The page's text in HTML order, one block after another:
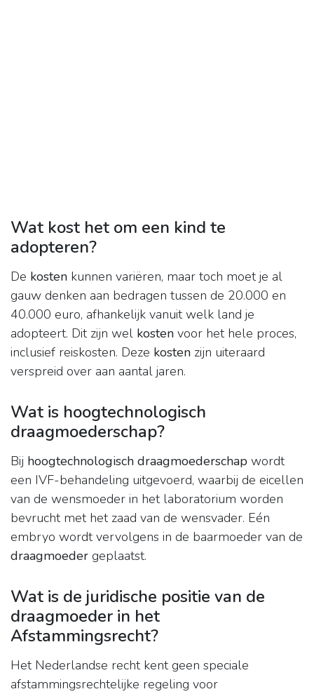
Wat kost het om een kind te
adopteren?
De kosten kunnen variëren, maar toch moet je al
gauw denken aan bedragen tussen de 20.000 en
40.000 euro, afhankelijk vanuit welk land je
adopteert. Dit zijn wel kosten voor het hele proces,
inclusief reiskosten. Deze kosten zijn uiteraard
verspreid over aan aantal jaren.
Wat is hoogtechnologisch
draagmoederschap?
Bij hoogtechnologisch draagmoederschap wordt
een IVF-behandeling uitgevoerd, waarbij de eicellen
van de wensmoeder in het laboratorium worden
bevrucht met het zaad van de wensvader. Eén
embryo wordt vervolgens in de baarmoeder van de
draagmoeder geplaatst.
Wat is de juridische positie van de
draagmoeder in het
Afstammingsrecht?
Het Nederlandse recht kent geen speciale
afstammingsrechtelijke regeling voor